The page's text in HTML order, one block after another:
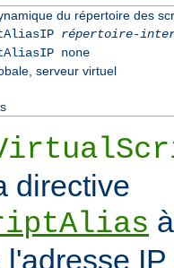
du répertoire des
répertoire-
none
serveur virtuel
directive